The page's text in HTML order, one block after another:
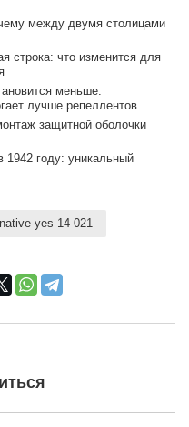
между двумя столицами
строка: что изменится для
меньше:
лучше репеллентов
защитной оболочки
1942 году: уникальный
native-yes 14 021